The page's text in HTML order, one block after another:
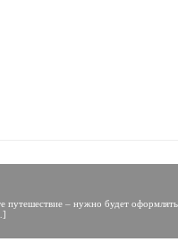
– нужно будет